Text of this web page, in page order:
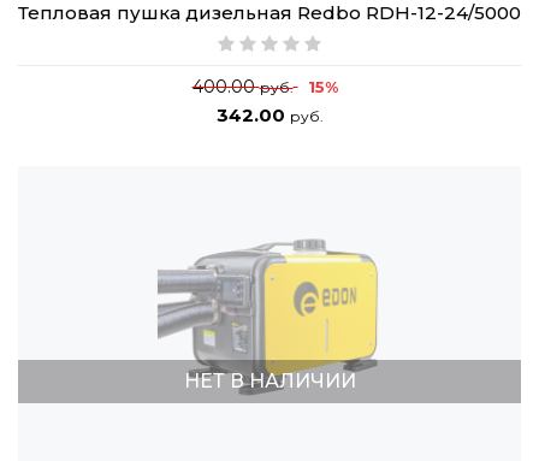
Тепловая пушка дизельная Redbo RDH-12-24/5000
400.00руб. 15%
342.00 руб.
НЕТ В НАЛИЧИИ